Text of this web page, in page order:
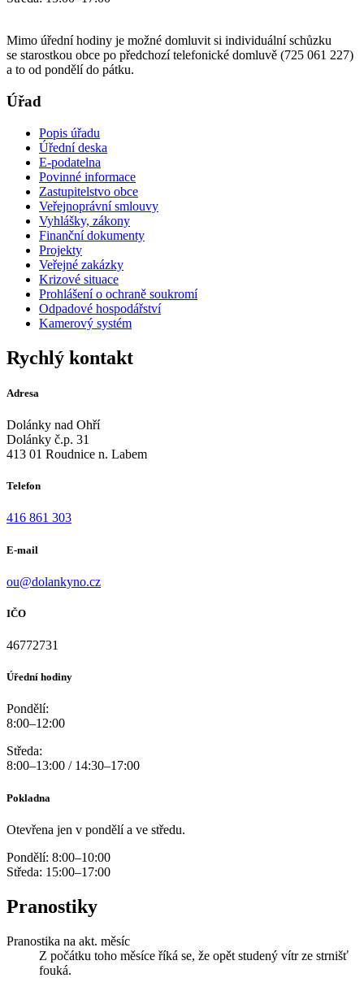
Mimo úřední hodiny je možné domluvit si individuální schůzku
se starostkou obce po předchozí telefonické domluvě (725 061 227)
a to od pondělí do pátku.
Úřad
Popis úřadu
Úřední deska
E-podatelna
Povinné informace
Zastupitelstvo obce
Veřejnoprávní smlouvy
Vyhlášky, zákony
Finanční dokumenty
Projekty
Veřejné zakázky
Krizové situace
Prohlášení o ochraně soukromí
Odpadové hospodářství
Kamerový systém
Rychlý kontakt
Adresa
Dolánky nad Ohří
Dolánky č.p. 31
413 01 Roudnice n. Labem
Telefon
416 861 303
E-mail
ou@dolankyno.cz
IČO
46772731
Úřední hodiny
Pondělí:
8:00–12:00
Středa:
8:00–13:00 / 14:30–17:00
Pokladna
Otevřena jen v pondělí a ve středu.
Pondělí: 8:00–10:00
Středa: 15:00–17:00
Pranostiky
Pranostika na akt. měsíc
Z počátku toho měsíce říká se, že opět studený vítr ze strnišť
fouká.